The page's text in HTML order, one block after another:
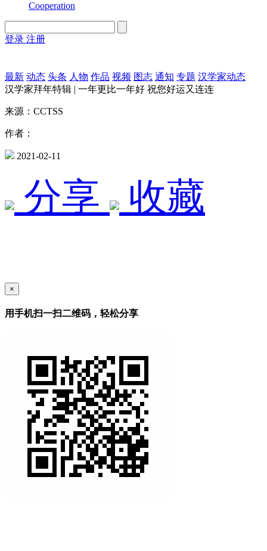
Cooperation
登录 注册
最新 动态 头条 人物 作品 视频 图志 通知 专题 汉学家动态
汉学家拜年特辑 | 一年更比一年好 祝您好运又连连
来源：CCTSS
作者：
2021-02-11
分享 收藏
×
用手机扫一扫二维码，轻松分享